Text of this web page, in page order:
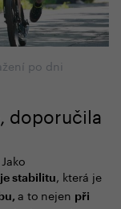
po dni
doporučila
stabilitu, která je
a to nejen při